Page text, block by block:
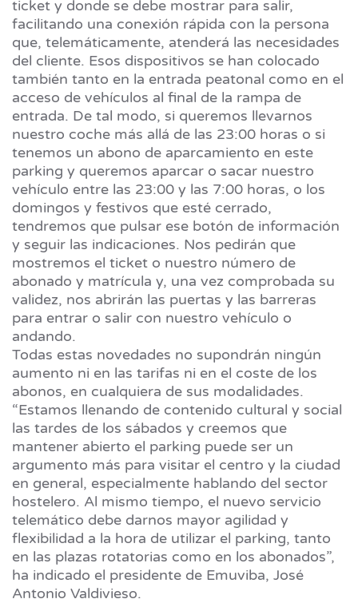
ticket y donde se debe mostrar para salir,
facilitando una conexión rápida con la persona
que, telemáticamente, atenderá las necesidades
del cliente. Esos dispositivos se han colocado
también tanto en la entrada peatonal como en el
acceso de vehículos al final de la rampa de
entrada. De tal modo, si queremos llevarnos
nuestro coche más allá de las 23:00 horas o si
tenemos un abono de aparcamiento en este
parking y queremos aparcar o sacar nuestro
vehículo entre las 23:00 y las 7:00 horas, o los
domingos y festivos que esté cerrado,
tendremos que pulsar ese botón de información
y seguir las indicaciones. Nos pedirán que
mostremos el ticket o nuestro número de
abonado y matrícula y, una vez comprobada su
validez, nos abrirán las puertas y las barreras
para entrar o salir con nuestro vehículo o
andando.
Todas estas novedades no supondrán ningún
aumento ni en las tarifas ni en el coste de los
abonos, en cualquiera de sus modalidades.
“Estamos llenando de contenido cultural y social
las tardes de los sábados y creemos que
mantener abierto el parking puede ser un
argumento más para visitar el centro y la ciudad
en general, especialmente hablando del sector
hostelero. Al mismo tiempo, el nuevo servicio
telemático debe darnos mayor agilidad y
flexibilidad a la hora de utilizar el parking, tanto
en las plazas rotatorias como en los abonados”,
ha indicado el presidente de Emuviba, José
Antonio Valdivieso.